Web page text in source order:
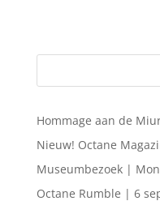
Hommage aan de
Nieuw! Octane
Museumbezoek |
Octane Rumble | 6